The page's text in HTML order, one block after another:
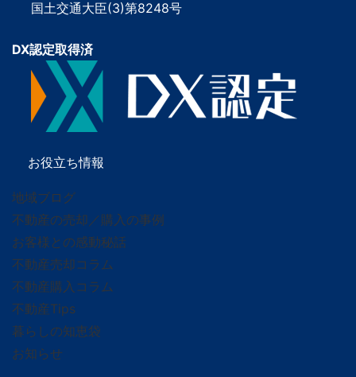
国土交通大臣(3)第8248号
DX認定取得済
お役立ち情報
地域ブログ
不動産の売却／購入の事例
お客様との感動秘話
不動産売却コラム
不動産購入コラム
不動産Tips
暮らしの知恵袋
お知らせ